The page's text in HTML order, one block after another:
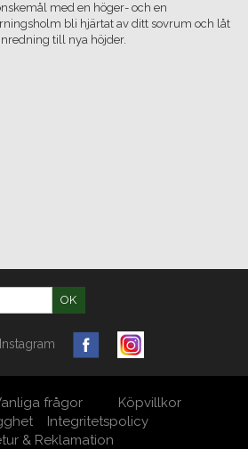
med en höger- och en
bli hjärtat av ditt sovrum och låt
till nya höjder.
OK
frågor
Köpvillkor
Integritetspolicy
& Reklamation